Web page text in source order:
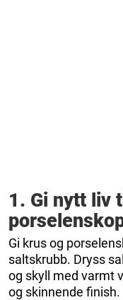
1. Gi nytt liv
Gi krus og
saltskrubb. Dryss
og skyll med varmt
og skinnende finish.